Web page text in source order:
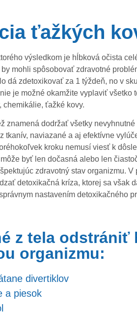
ťažkých
výsledkom je hĺbková očista
mohli spôsobovať zdravotné
dá zdetoxikovať za 1 týždeň, no v
je možné okamžite vyplaviť všetko
chemikálie, ťažké kovy.
znamená dodržať všetky
tkanív, naviazané a aj efektívne
kroku nemusí viesť k
byť len dočasná alebo len
zdravotný stav organizmu.
detoxikačná kríza, ktorej sa však
nastavením detoxikačného
z tela odstrániť
organizmu:
divertiklov
a piesok